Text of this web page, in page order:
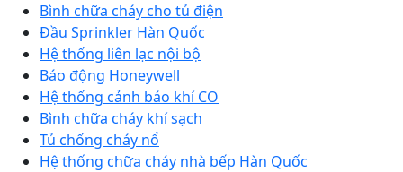
Bình chữa cháy cho tủ điện
Đầu Sprinkler Hàn Quốc
Hệ thống liên lạc nội bộ
Báo động Honeywell
Hệ thống cảnh báo khí CO
Bình chữa cháy khí sạch
Tủ chống cháy nổ
Hệ thống chữa cháy nhà bếp Hàn Quốc